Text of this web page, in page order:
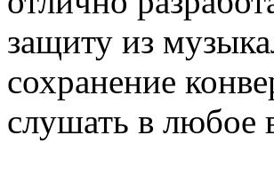
защиту из
сохранение
слушать в любое